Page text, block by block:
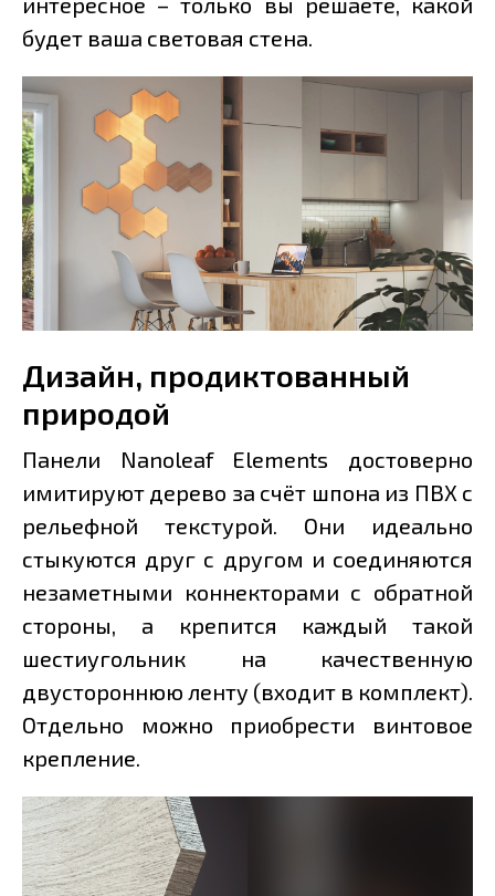
будет ваша световая стена.
Дизайн, продиктованный
природой
Панели Nanoleaf Elements достоверно
имитируют дерево за счёт шпона из ПВХ с
рельефной текстурой. Они идеально
стыкуются друг с другом и соединяются
незаметными коннекторами с обратной
стороны, а крепится каждый такой
шестиугольник на качественную
двустороннюю ленту (входит в комплект).
Отдельно можно приобрести винтовое
крепление.